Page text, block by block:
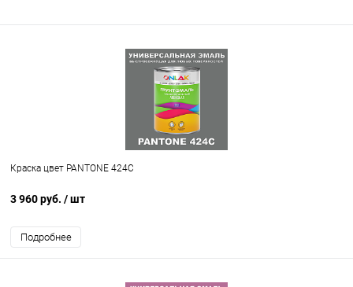
Краска цвет PANTONE 424C
3 960 руб. / шт
Подробнее